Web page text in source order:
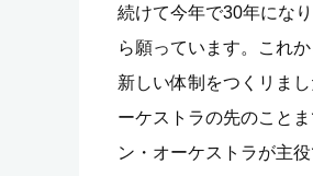
続けて今年で30年にな
ら願っています。これ
新しい体制をつくリま
ーケストラの先のこと
ン・オーケストラが主